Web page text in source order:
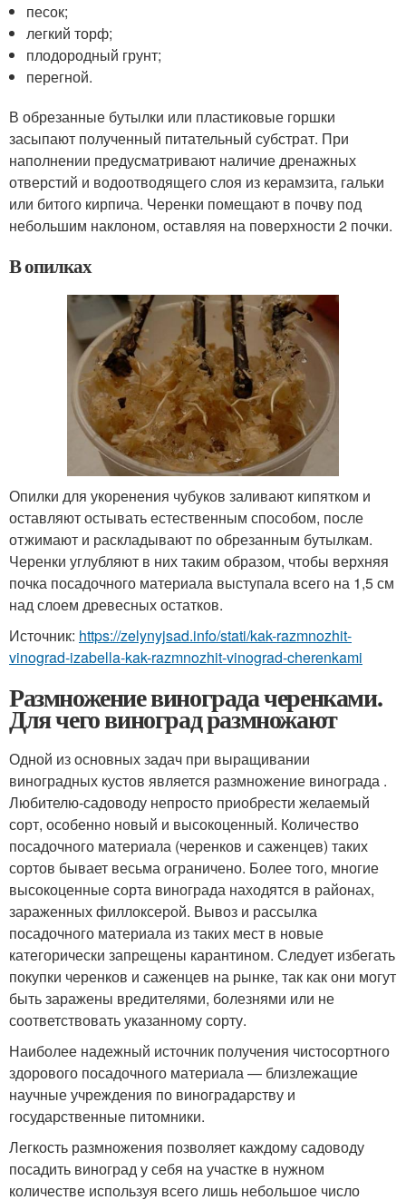
песок;
легкий торф;
плодородный грунт;
перегной.
В обрезанные бутылки или пластиковые горшки
засыпают полученный питательный субстрат. При
наполнении предусматривают наличие дренажных
отверстий и водоотводящего слоя из керамзита, гальки
или битого кирпича. Черенки помещают в почву под
небольшим наклоном, оставляя на поверхности 2 почки.
В опилках
Опилки для укоренения чубуков заливают кипятком и
оставляют остывать естественным способом, после
отжимают и раскладывают по обрезанным бутылкам.
Черенки углубляют в них таким образом, чтобы верхняя
почка посадочного материала выступала всего на 1,5 см
над слоем древесных остатков.
Источник: https://zelynyjsad.info/stati/kak-razmnozhit-
vinograd-izabella-kak-razmnozhit-vinograd-cherenkami
Размножение винограда черенками.
Для чего виноград размножают
Одной из основных задач при выращивании
виноградных кустов является размножение винограда .
Любителю-садоводу непросто приобрести желаемый
сорт, особенно новый и высокоценный. Количество
посадочного материала (черенков и саженцев) таких
сортов бывает весьма ограничено. Более того, многие
высокоценные сорта винограда находятся в районах,
зараженных филлоксерой. Вывоз и рассылка
посадочного материала из таких мест в новые
категорически запрещены карантином. Следует избегать
покупки черенков и саженцев на рынке, так как они могут
быть заражены вредителями, болезнями или не
соответствовать указанному сорту.
Наиболее надежный источник получения чистосортного
здорового посадочного материала — близлежащие
научные учреждения по виноградарству и
государственные питомники.
Легкость размножения позволяет каждому садоводу
посадить виноград у себя на участке в нужном
количестве используя всего лишь небольшое число